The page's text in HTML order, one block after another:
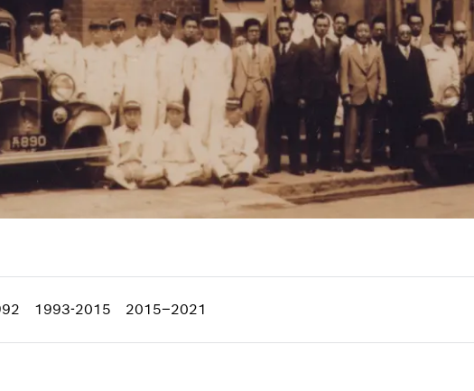
1993-2015 2015–2021